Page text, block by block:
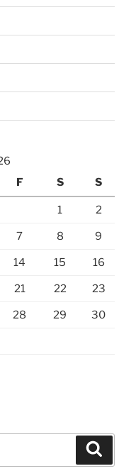
F S S
1 2
7 8 9
14 15 16
21 22 23
28 29 30